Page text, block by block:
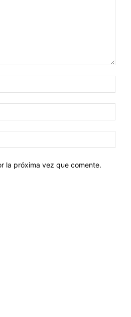
la próxima vez que comente.